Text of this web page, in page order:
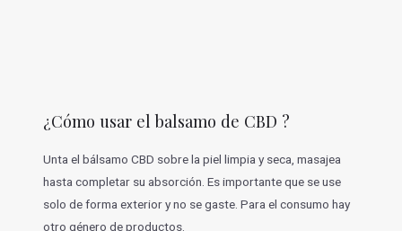
¿Cómo usar el balsamo de CBD ?
Unta el bálsamo CBD sobre la piel limpia y seca, masajea
hasta completar su absorción. Es importante que se use
solo de forma exterior y no se gaste. Para el consumo hay
otro género de productos.